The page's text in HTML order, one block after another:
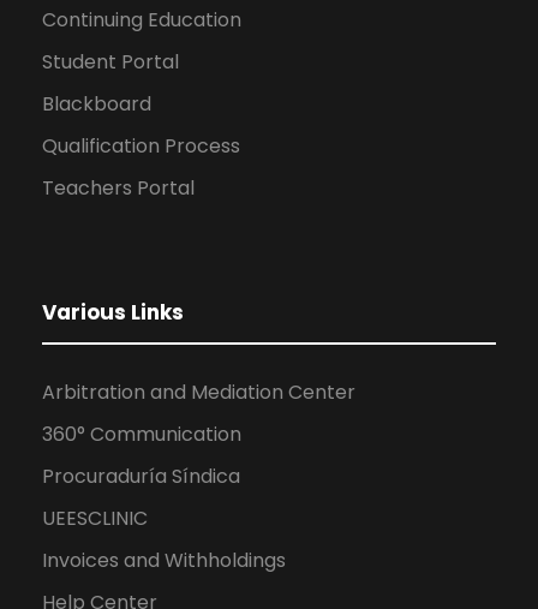
Continuing Education
Student Portal
Blackboard
Qualification Process
Teachers Portal
Various Links
Arbitration and Mediation Center
360° Communication
Procuraduría Síndica
UEESCLINIC
Invoices and Withholdings
Help Center